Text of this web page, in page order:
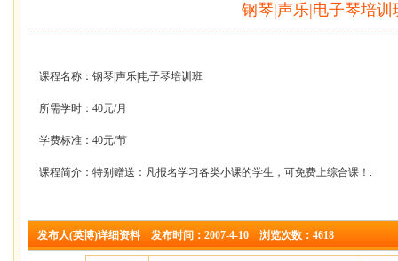
钢琴|声乐|电子琴培训
课程名称：钢琴|声乐|电子琴培训班
所需学时：40元/月
学费标准：40元/节
课程简介：特别赠送：凡报名学习各类小课的学生，可免费上综合课！.
发布人(英博)详细资料 发布时间：2007-4-10 浏览次数：4618